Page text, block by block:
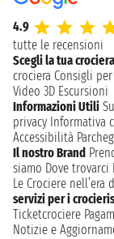
4.9
tutte le recensioni
Scegli la tua crociera
crociera Consigli
Video 3D Escursioni
Informazioni Utili
privacy Informativa
Accessibilità
Il nostro Brand
siamo Dove trovarci
Le Crociere nell’era
servizi per i
Ticketcrociere
Notizie e